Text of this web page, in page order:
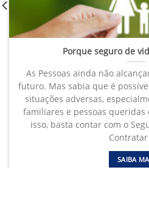
Porque seguro de
As Pessoas ainda não
futuro. Mas sabia que é
situações adversas,
familiares e pessoas queridas
isso, basta contar com o
SAIBA